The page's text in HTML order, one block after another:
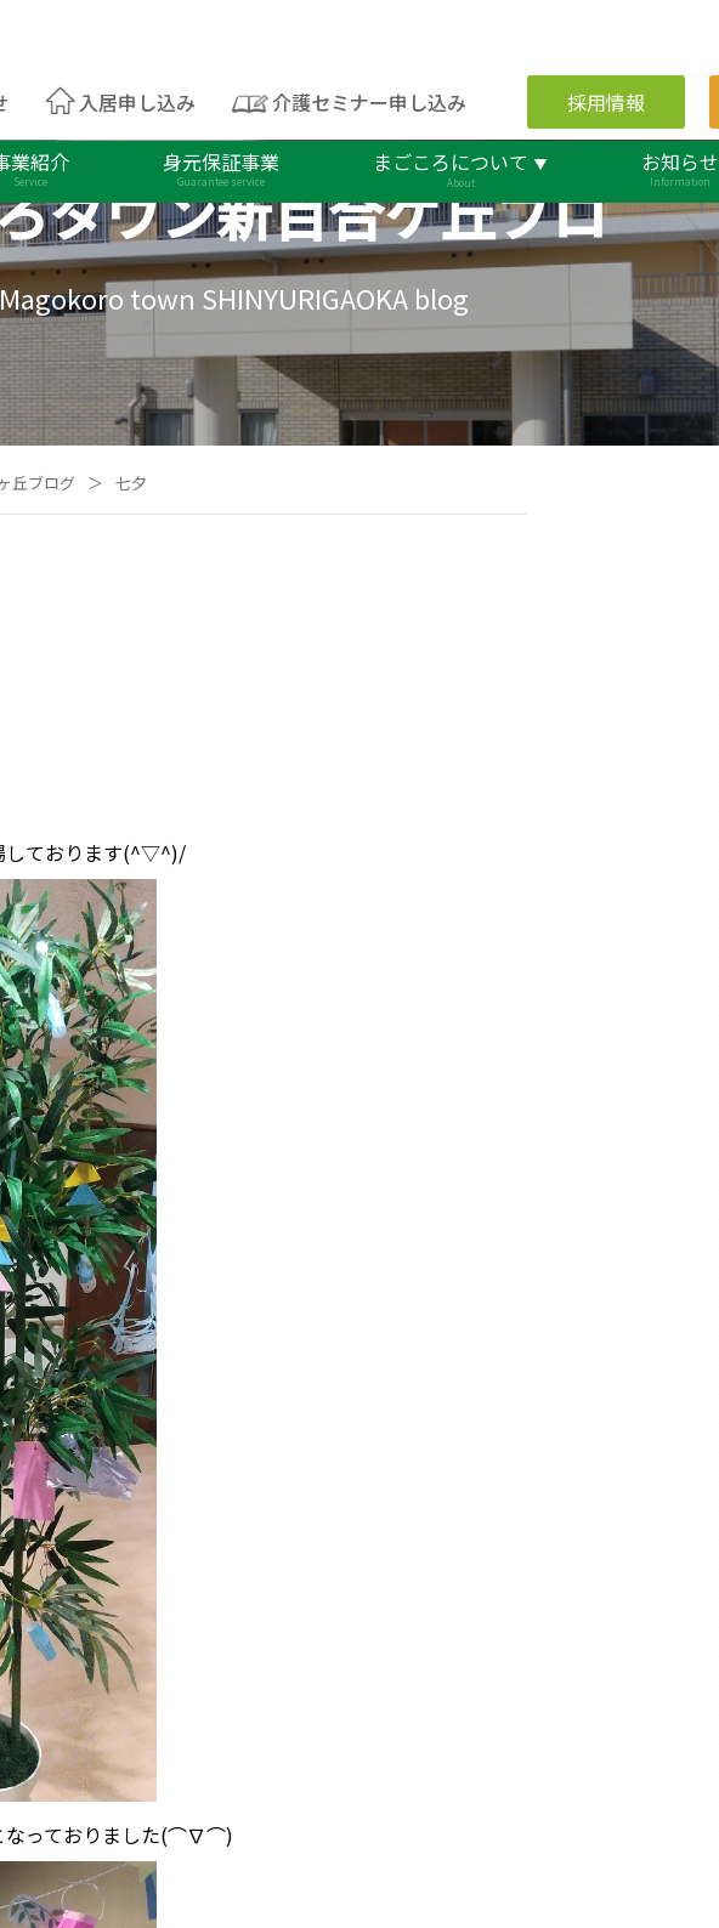
入居申し込み 介護セミナー申し込み 採用情報
業紹介
Service
身元保証事業
Guarantee service
まごころについて
About
お知らせ
Information
タウン新百合ケ丘ブロ
town SHINYURIGAOKA blog
丘ブログ ＞ 七夕
しております(^▽^)/
なっておりました(⌒∇⌒)